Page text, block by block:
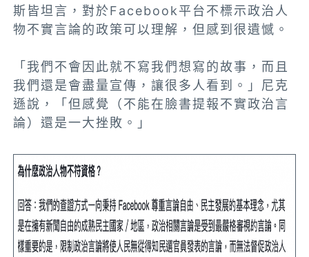
斯皆坦言，對於Facebook平台不標示政治人
物不實言論的政策可以理解，但感到很遺憾。
「我們不會因此就不寫我們想寫的故事，而且
我們還是會盡量宣傳，讓很多人看到。」尼克
遜說，「但感覺（不能在臉書提報不實政治言
論）還是一大挫敗。」